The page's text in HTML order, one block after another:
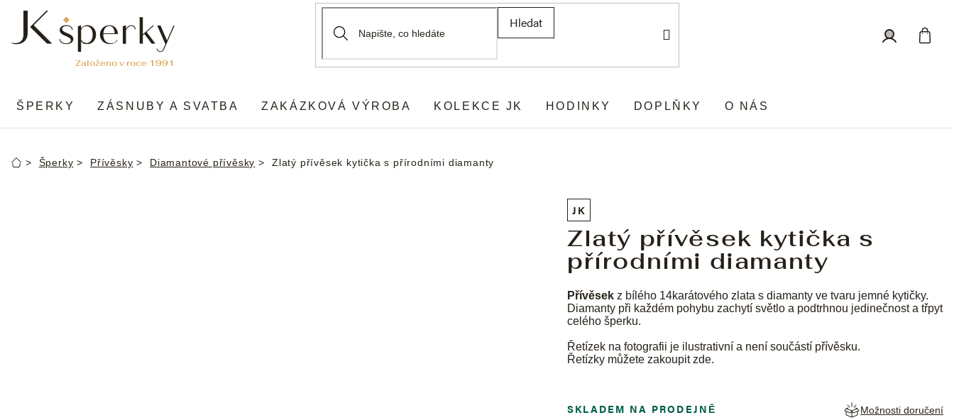
obsah
Hledat
ŠPERKY ZÁSNUBY A SVATBA ZAKÁZKOVÁ VÝROBA KOLEKCE JK HODINKY DOPLŇKY O NÁS
DomůŠperky Přívěsky Diamantové přívěsky Zlatý přívěsek kytička s přírodními diamanty
JK
Zlatý přívěsek kytička s
přírodními diamanty
Přívěsek z bílého 14karátového zlata s diamanty ve tvaru jemné kytičky.
Diamanty při každém pohybu zachytí světlo a podtrhnou jedinečnost a třpyt
celého šperku.
Řetízek na fotografii je ilustrativní a není součástí přívěsku.
Řetízky můžete zakoupitzde.
SKLADEM NA PRODEJNĚ Možnosti doručení